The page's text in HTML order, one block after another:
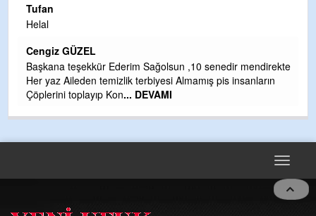
değiştirmeden küsmeden yunus
Çırak ustasından öğrenir kısmet bağlamayı... Ben İbrahim
Yalçını tebrik ediyorum.
CEVDET YILMAZ
TARAFINDAN BAŞLATILDI, ETRASFINDA YERLEŞİM YERI